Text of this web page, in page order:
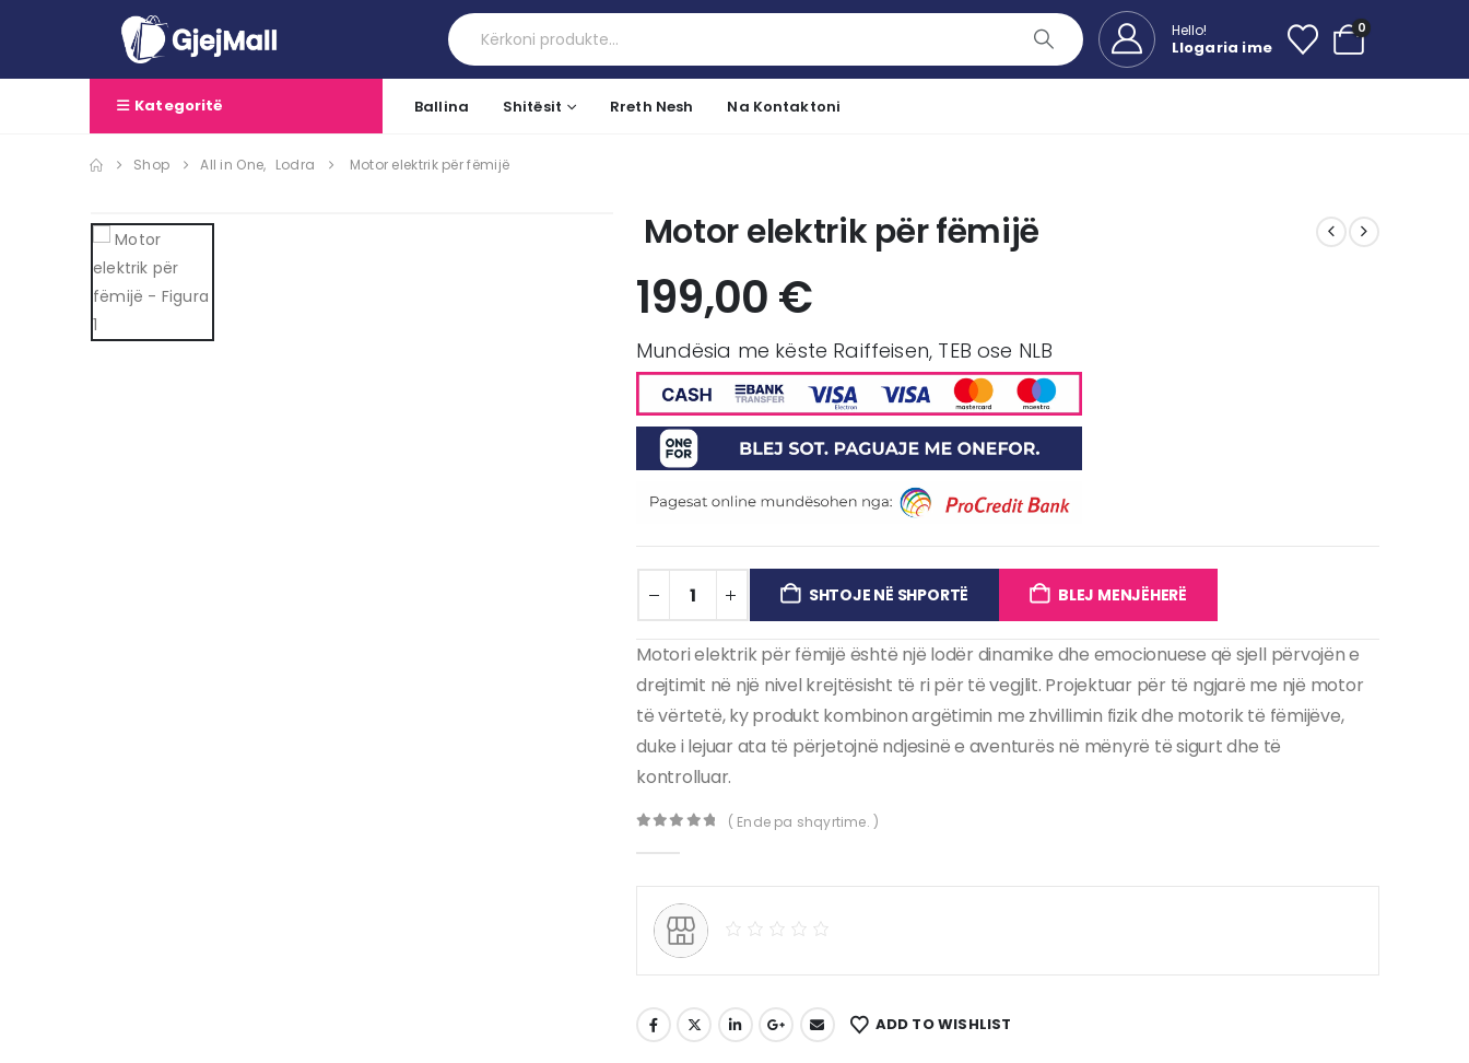
Hello!
Llogaria ime
0
Kategoritë Ballina Shitësit Rreth Nesh Na Kontaktoni
Shop All in One, Lodra Motor elektrik për fëmijë
Motor elektrik për fëmijë
199,00€
Mundësia me këste Raiffeisen, TEB ose NLB
SHTOJE NË SHPORTË BLEJ MENJËHERË
Motori elektrik për fëmijë është një lodër dinamike dhe emocionuese që sjell përvojën e
drejtimit në një nivel krejtësisht të ri për të vegjlit. Projektuar për të ngjarë me një motor
të vërtetë, ky produkt kombinon argëtimin me zhvillimin fizik dhe motorik të fëmijëve,
duke i lejuar ata të përjetojnë ndjesinë e aventurës në mënyrë të sigurt dhe të
kontrolluar.
( Ende pa shqyrtime. )
ADD TO WISHLIST